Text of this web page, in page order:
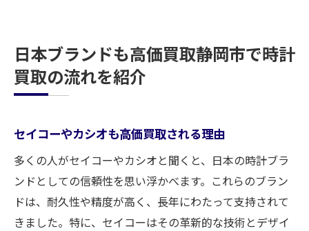
日本ブランドも高価買取静岡市で時計
買取の流れを紹介
セイコーやカシオも高価買取される理由
多くの人がセイコーやカシオと聞くと、日本の時計ブラ
ンドとしての信頼性を思い浮かべます。これらのブラン
ドは、耐久性や精度が高く、長年にわたって支持されて
きました。特に、セイコーはその革新的な技術とデザイ